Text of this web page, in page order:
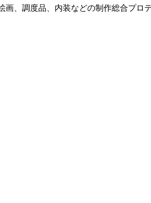
、調度品、内装などの制作総合プロ